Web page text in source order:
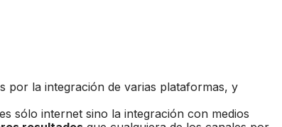
por la integración de varias plataformas, y
sólo internet sino la integración con medios